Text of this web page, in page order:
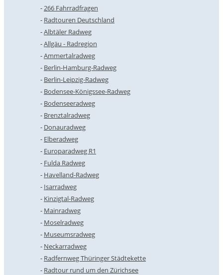
266 Fahrradfragen
Radtouren Deutschland
Albtäler Radweg
Allgäu - Radregion
Ammertalradweg
Berlin-Hamburg-Radweg
Berlin-Leipzig-Radweg
Bodensee-Königssee-Radweg
Bodenseeradweg
Brenztalradweg
Donauradweg
Elberadweg
Europaradweg R1
Fulda Radweg
Havelland-Radweg
Isarradweg
Kinzigtal-Radweg
Mainradweg
Moselradweg
Museumsradweg
Neckarradweg
Radfernweg Thüringer Städtekette
Radtour rund um den Zürichsee